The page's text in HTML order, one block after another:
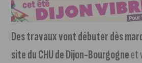
Des travaux vont débuter dès
site du CHU de Dijon-Bourgogneet